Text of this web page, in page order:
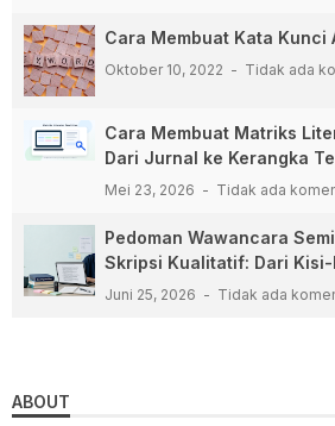
Cara Membuat Kata Kunci
Oktober 10, 2022 Tidak ada
Cara Membuat Matriks
Dari Jurnal ke Kerangka
Mei 23, 2026 Tidak ada
Pedoman Wawancara
Skripsi Kualitatif: Dari
Juni 25, 2026 Tidak ada
ABOUT